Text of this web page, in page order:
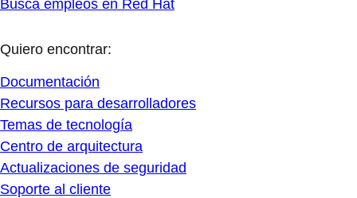
Busca empleos en Red Hat
Quiero encontrar:
Documentación
Recursos para desarrolladores
Temas de tecnología
Centro de arquitectura
Actualizaciones de seguridad
Soporte al cliente